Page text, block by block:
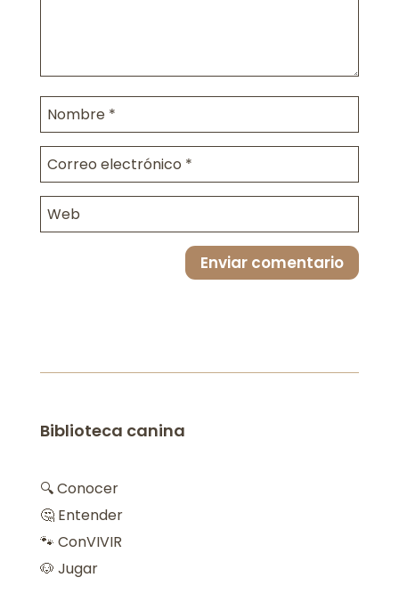
Enviar comentario
Biblioteca canina
🔍 Conocer
🤔 Entender
🐾 ConVIVIR
🐶 Jugar